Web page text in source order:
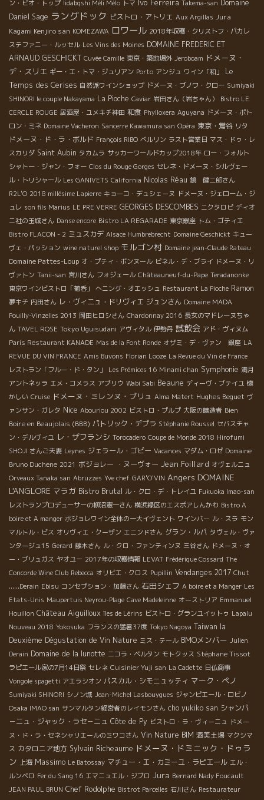
ン・ビオ・トップ Iidabqshi Méli Mélo トマ Ivo Ferreira Takema-san Domaine
Daniel Sage ラングドック ビストロ・アトリエ Aux Argillas Jura
Kagami Kenjiro san KOMEZAWA ロワール 2018年収穫・クリストフ・パカレ
ステファニー・ルッセル Les Vins des Moines DOMAINE FREDERIC ET
ARNAUD GESCHICKT Cuvée Camille 東京・築地場外 Jeroboam ドメーヌ・
デ・スリエ ギー・エ・トマ・ジュリアン Porto アンジュ ワイン「和」
Le
Temps des Cerises 自然派ワインショップ ドメーヌ・ブノワ・クロー Sumiyaki
SHINORI le couple Nakayama La Pioche Caviar 岩田さん（岩ちゃん）
Bistro LE
CERCLE ROUGE 居酒屋・ユメキチ神田 和食 Phylloxera Aguyana ドメーヌ・ポト
ロン・ミネ Domaine Vacheron Sancerre Kawamura san Opéra 東京・鴬谷 リタ
ドメーヌ・ド・ラ・ボルド François RIBO ベルリン ラスト営業日 マス・ドゥ・レ
スカリダ Saint Aubin タカムラ サッカーワールドカップ2018年 ロー・フォルト
シャトー・ジャン・フォー Clos du Rouge Gorges セレネ・ドメーヌ・シルヴェー
ル・トリシャール Les GANIVETS California Nicolas Réau 鏡 健二郎さん
R2L'O 2018 millésime Lapierre キョーコ・デュシェーヌ ドメーヌ・ジェローム・ジ
ュレ son fils Marius LE PRE VERRE GEORGES DESCOMBES ニクタロピ ディオ
ニ社の玉城さん Danse encore Bistro LA REGARADE 東京銀座 トム・ゴティエ
Bistro FLACON - 2 ミュスカデ Alsace Humbrebrecht Domaine Geschickt キュー
ヴェ・パッション wine naturel shop モルゴン村 Domaine jean-Claude Rateau
Domaine Pattes-Loup オ・プティ・ボンヌール ピネル・デ・ブライ ドメーヌ・リ
ヴァトン Tanii-san 宮川さん フォジェール Châteauneuf-du-Pape Teradanonke
東京ワインビストロ「葡呑」
へニング・オエッシュ Restaurant La Pioche Ramon
夢キチ 内田さん レ・ヴィニュ・ドリヴィエ ジュンさん Domaine MADA
Pouilly-Vinzelles 2013 岡田ヒロシさん Chardonnay 2016 長女のマドレーヌちゃ
ん TAVEL ROSE Tokyo Uguisudani アヴィタル 伊勢丹 試飲会 アド・ヴィヌム
Paris Restaurant KANADE Mas de la Font Ronde オザミ・デ・ヴァン 銀座 LA
REVUE DU VIN FRANCE Amis Buvons Florian Looze La Revue du Vin de France
レストラン「フルー・ド・タン」
Les Prémices 16 Minami chan Symphonie 満月
アントネッラ エメ・コメラス アブリウ Wabi Sabi Beaune ディーヴ・ブテイユ 懐
かしい Cruise ドメーヌ・ミレンヌ・ブリュ Alma Matert Hughes Beguet ヴ
ァンサン・ガレタ Nice Abouriou 2002 ビストロ・プルプ 大阪の醸造者 Bien
Boire en Beaujolais (BBB) パトリック・デプラ Stéphanie Roussel セバスチャ
ン・デルヴィユ レ・ザフランシ Torocadero Coupe de Monde 2018 Hirofumi
SHOJI さんご夫妻 Leynes ジェラール・ゴビー Vacances マダム・ロゼ Domaine
Bruno Duchene 2021 ボジョレー ・ヌーヴォー Jean Foillard オヴェルニュ
Orveaux Tanaka san Abruzzes Yve chef GAR'O'VIN Angers DOMAINE
L'ANGLORE マラガ Bistro Brutal ル・クロ・デ・トレイユ Fukuoka Imao-san
レストランプロデューサーの柳沼憲一さん 横浜緑区のエスポアしんかわ Bistro A
boire et A manger ボジョレワイン全体の一大イヴェント ワインバー ル・スラ モン
マルトル・ビス オリヴィエ・クーザン エニンドさん グラン・ルパ タヴェル・ヴァ
ンタージュ15 Gerard 藤木さん ル・クロ・ファンティンヌ 三谷さん ドメーヌ・オ
ー・ブリュガス ヤオユー 2017年の収穫情報 LEVAT Frédérique Cossard The
Concorde Wine Club Rebecca オリビエ・クロス Pupillin Vendanges 2017 Chut
......Derain Ebisu コンセプション・加藤さん 石田シェフ A boire et a Manger Les
Etats-Unis Maupertuis Neyrou-Plage Cave Madeleinne オーストリア Emmanuel
Houillon Château Aiguilloux îles de Lérins ビストロ・グランユイットゥ Lapalu
Nouveau 2018 Yokosuka フランスの猛暑37度 Tokyo Nagoya Taiwan la
Deuxième Dégustation de Vin Nature ミス・テール BMOメンバー Julien
Derain Domaine de la lunotte ニコラ・ベルタン モトクッス Stéphane Tissot
ラピエール家の7月14日祭 セレネ Cuisinier Yuji san La Cadette 日仏商事
Vongole spagetti アエラシオン パスカル・シモニュッティ マーク・ペノ
Sumiyaki SHINORI シノン城 Jean-Michel Lasbouygues ジャンピエール・ロビノ
Osaka IMAO san サンマルタン経営者のレイモンさん cho yukiko san シャンパ
－ニュ・ジャック・ラセ－ニュ Côte de Py ビストロ・ラ・ヴィーニュ ドメー
ヌ・ド・ラ・セネシャリエールのミワコさん Vin Nature BIM 酒美土場 マクシマ
ス カタロニア地方 Sylvain Richeaume ドメーヌ・ドミニック・ドゥラ
ン
上海 Massimo Le Batossay マチュー・エ・カミーユ・ラピエール エル・
ルンベロ Fer du Sang 16 エマニュエル・ジブロ Jura Bernard Nady Foucault
JEAN PAUL BRUN Chef Rodolphe Bistrot Parcelles 石川さん Restaurateur